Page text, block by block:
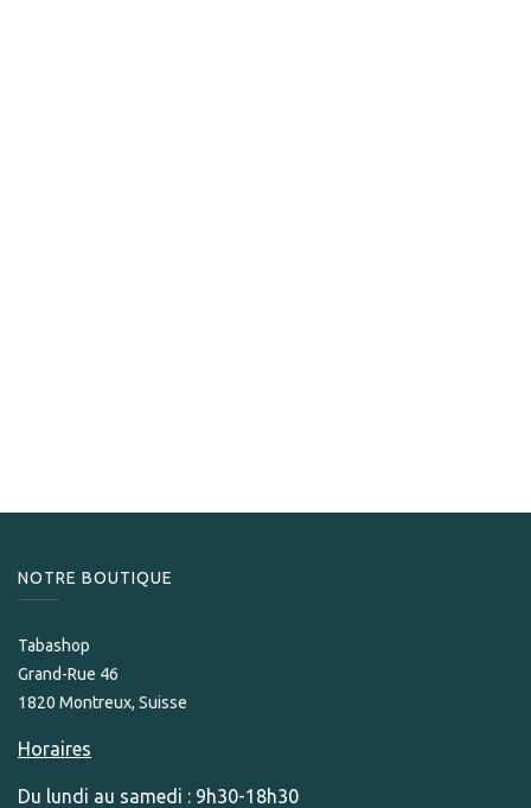
NOTRE BOUTIQUE
Tabashop
Grand-Rue 46
1820 Montreux, Suisse
Horaires
Du lundi au samedi : 9h30-18h30